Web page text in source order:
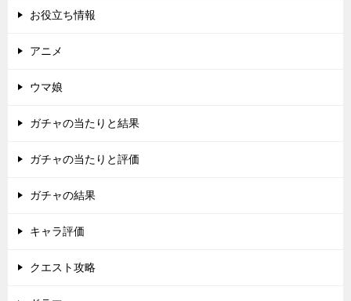
お役立ち情報
アニメ
ウマ娘
ガチャの当たりと結果
ガチャの当たりと評価
ガチャの結果
キャラ評価
クエスト攻略